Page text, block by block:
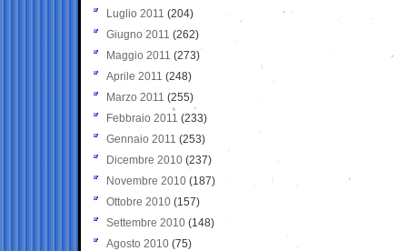
Luglio 2011 (204)
Giugno 2011 (262)
Maggio 2011 (273)
Aprile 2011 (248)
Marzo 2011 (255)
Febbraio 2011 (233)
Gennaio 2011 (253)
Dicembre 2010 (237)
Novembre 2010 (187)
Ottobre 2010 (157)
Settembre 2010 (148)
Agosto 2010 (75)